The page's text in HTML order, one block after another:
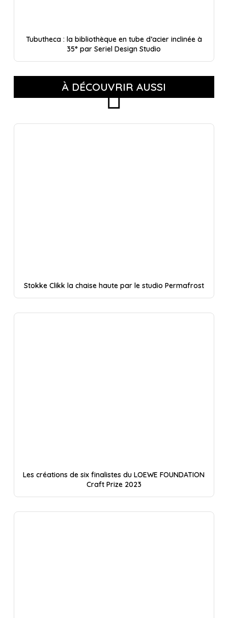
Tubutheca : la bibliothèque en tube d’acier inclinée à
35° par Seriel Design Studio
À DÉCOUVRIR AUSSI
Stokke Clikk la chaise haute par le studio Permafrost
Les créations de six finalistes du LOEWE FOUNDATION
Craft Prize 2023